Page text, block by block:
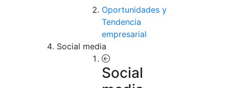
Oportunidades y
Tendencia
empresarial
Social media
Social